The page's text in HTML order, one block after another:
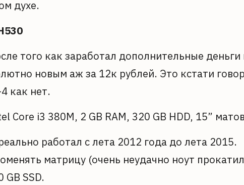
духе.
того как заработал дополнительные
новым аж за 12к рублей. Это кстати
как нет.
Core i3 380M, 2 GB RAM, 320 GB HDD, 15”
работал с лета 2012 года до лета 2015.
матрицу (очень неудачно ноут
GB SSD.